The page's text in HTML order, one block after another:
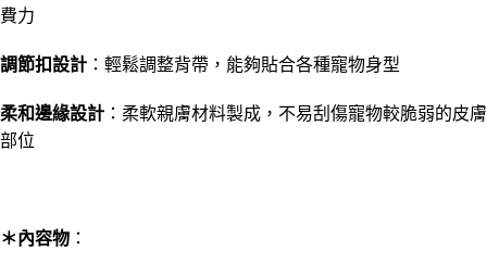
費力
調節扣設計 ：輕鬆調整背帶，能夠貼合各種寵物身型
柔和邊緣設計 ：柔軟親膚材料製成，不易刮傷寵物較脆弱的皮膚
部位
＊內容物 ：